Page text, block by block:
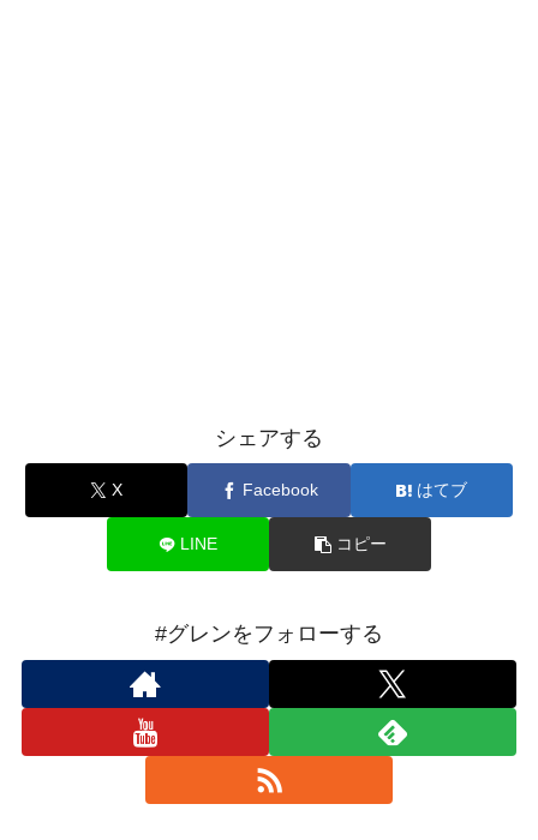
シェアする
X Facebook はてブ
LINE コピー
#グレンをフォローする